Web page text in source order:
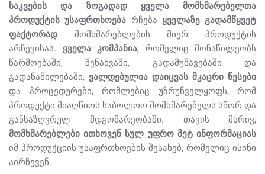
საკვების და ზოგადად ყველა მომხმარებელთა
პროდუქტის უსაფრთხოება რჩება ყველაზე გადამწყვეტ
ფაქტორად მომხმარებლების მიერ პროდუქტის
არჩევისას. ყველა კომპანია, რომელიც მონაწილეობს
წარმოებაში, შენახვაში, გადამუშავებაში და
გადანაწილებაში, ვალდებულია დაიცვას მკაცრი წესები
და პროცედურები, რომლებიც უზრუნველყოფს, რომ
პროდუქტი მიაღწიოს საბოლოო მომხმარებელს სწორ და
განსაზღვრულ მდგომარეობაში. თავის მხრივ,
მომხმარებლები ითხოვენ სულ უფრო მეტ ინფორმაციას
იმ პროდუქციის უსაფრთხოების შესახებ, რომელიც ისინი
აირჩევენ.